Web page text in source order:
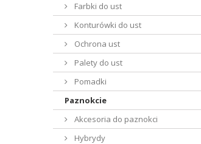
Farbki do ust
Konturówki do ust
Ochrona ust
Palety do ust
Pomadki
Paznokcie
Akcesoria do paznokci
Hybrydy